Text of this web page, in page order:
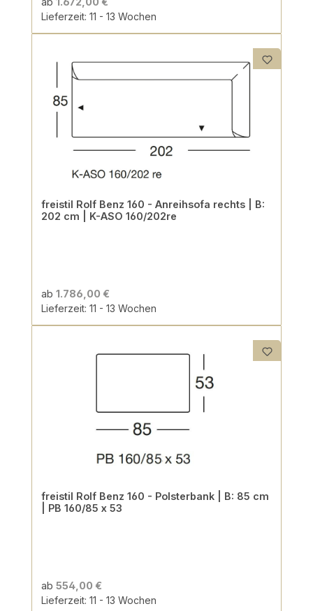
Lieferzeit: 11 - 13 Wochen
freistil Rolf Benz 160 - Anreihsofa rechts | B:
202 cm | K-ASO 160/202re
ab 1.786,00 €
Lieferzeit: 11 - 13 Wochen
freistil Rolf Benz 160 - Polsterbank | B: 85 cm
| PB 160/85 x 53
ab 554,00 €
Lieferzeit: 11 - 13 Wochen